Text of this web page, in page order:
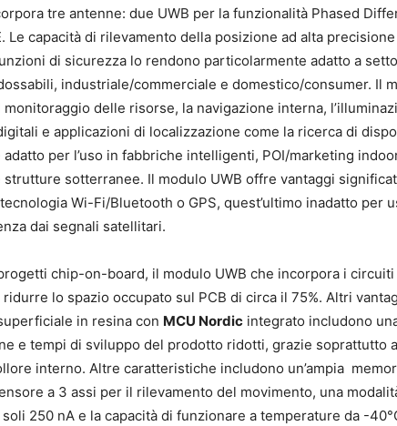
tre antenne: due UWB per la funzionalità Phased
Le capacità di rilevamento della posizione ad alta
di sicurezza lo rendono particolarmente adatto a
industriale/commerciale e domestico/consumer. Il
monitoraggio delle risorse, la navigazione interna,
e applicazioni di localizzazione come la ricerca di
per l’uso in fabbriche intelligenti, POI/marketing
strutture sotterranee. Il modulo UWB offre vantaggi
Wi-Fi/Bluetooth o GPS, quest’ultimo inadatto per
dai segnali satellitari.
chip-on-board, il modulo UWB che incorpora i
lo spazio occupato sul PCB di circa il 75%. Altri
in resina con MCU Nordic integrato includono
e tempi di sviluppo del prodotto ridotti, grazie soprattutto
interno. Altre caratteristiche includono un’ampia
a 3 assi per il rilevamento del movimento, una
250 nA e la capacità di funzionare a temperature da -